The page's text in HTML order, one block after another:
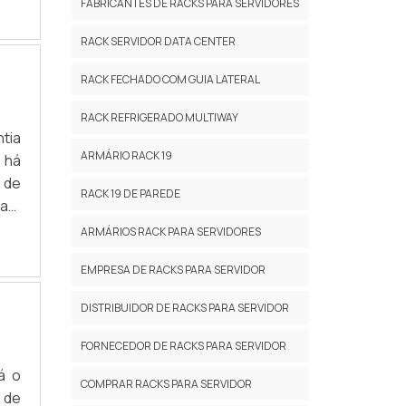
o
o
FABRICANTES DE RACKS PARA SERVIDORES
RACK SERVIDOR DATA CENTER
RACK FECHADO COM GUIA LATERAL
RACK REFRIGERADO MULTIWAY
ARMÁRIO RACK 19
RACK 19 DE PAREDE
ARMÁRIOS RACK PARA SERVIDORES
EMPRESA DE RACKS PARA SERVIDOR
DISTRIBUIDOR DE RACKS PARA SERVIDOR
FORNECEDOR DE RACKS PARA SERVIDOR
COMPRAR RACKS PARA SERVIDOR